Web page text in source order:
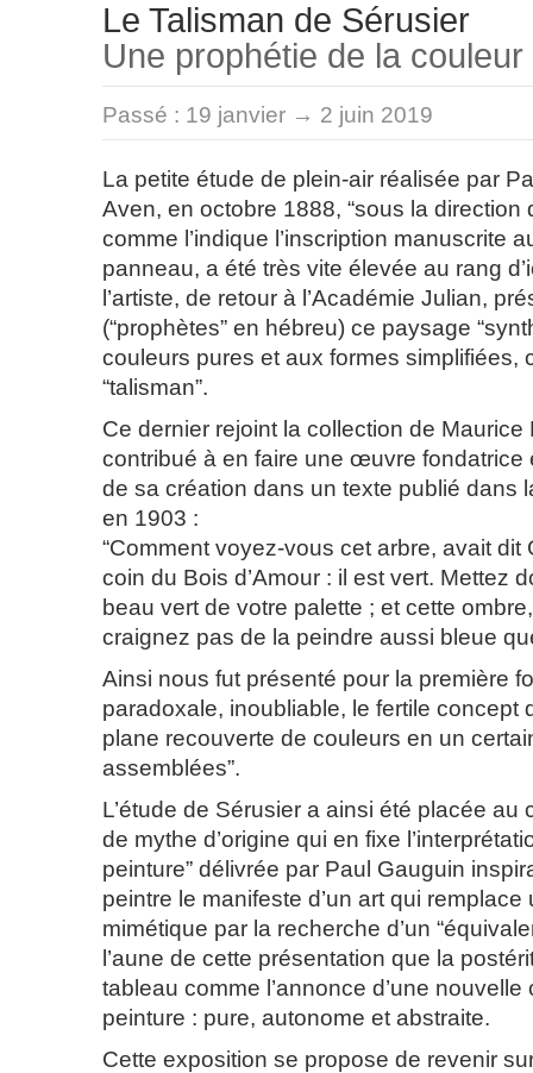
Le Talisman de Sérusier
Une prophétie de la couleur
Passé : 19 janvier → 2 juin 2019
La petite étude de plein-air réalisée par
Aven, en octobre 1888, “sous la direction
comme l’indique l’inscription manuscrite
panneau, a été très vite élevée au rang
l’artiste, de retour à l’Académie Julian,
(“prophètes” en hébreu) ce paysage
couleurs pures et aux formes simplifiées,
“talisman”.
Ce dernier rejoint la collection de Maurice
contribué à en faire une œuvre fondatrice
de sa création dans un texte publié dans
en 1903 :
“Comment voyez-vous cet arbre, avait dit
coin du Bois d’Amour : il est vert. Mettez
beau vert de votre palette ; et cette
craignez pas de la peindre aussi bleue
Ainsi nous fut présenté pour la première
paradoxale, inoubliable, le fertile concept
plane recouverte de couleurs en un
assemblées”.
L’étude de Sérusier a ainsi été placée au
de mythe d’origine qui en fixe
peinture” délivrée par Paul Gauguin
peintre le manifeste d’un art qui
mimétique par la recherche d’un
l’aune de cette présentation que la
tableau comme l’annonce d’une
peinture : pure, autonome et abstraite.
Cette exposition se propose de revenir